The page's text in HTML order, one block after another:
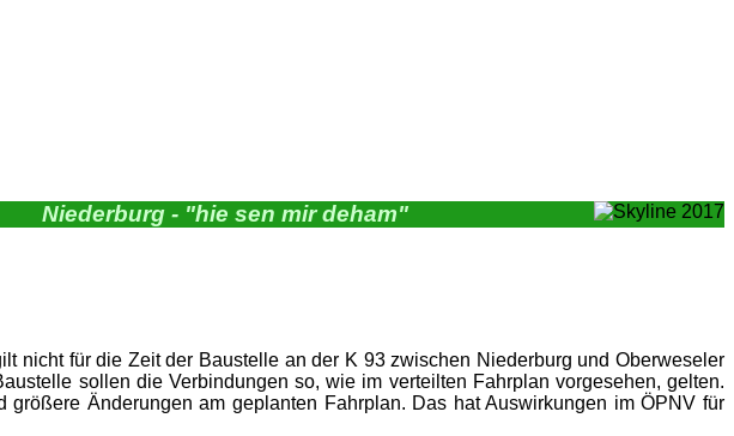
Niederburg - "hie sen mir deham"
nicht für die Zeit der Baustelle an der K 93 zwischen Niederburg und Oberweseler
sollen die Verbindungen so, wie im verteilten Fahrplan vorgesehen, gelten.
Änderungen am geplanten Fahrplan. Das hat Auswirkungen im ÖPNV für